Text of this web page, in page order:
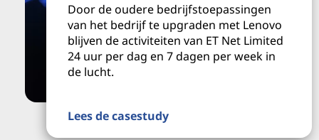
Door de oudere bedrijfstoepassingen
van het bedrijf te upgraden met Lenovo
blijven de activiteiten van ET Net Limited
24 uur per dag en 7 dagen per week in
de lucht.
Lees de casestudy